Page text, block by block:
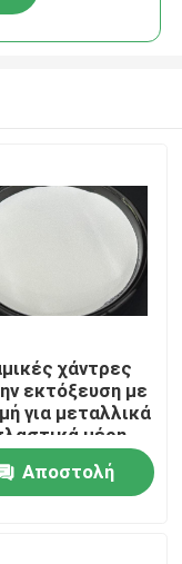
χάντρες
εκτόξευση με
για μεταλλικά
μέρη
Αποστολή